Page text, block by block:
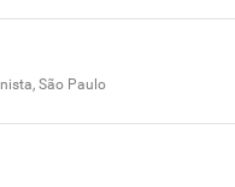
empresa
São Paulo